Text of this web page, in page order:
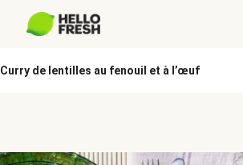
Curry de lentilles au fenouil et à l’œuf